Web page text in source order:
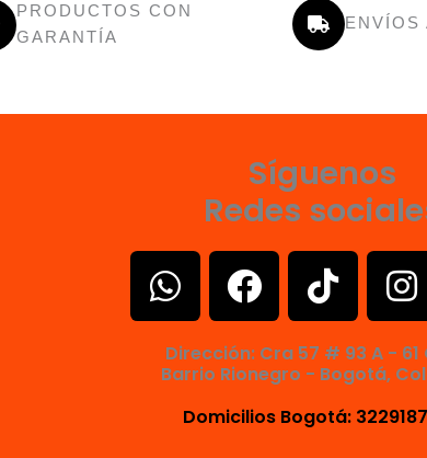
PRODUCTOS CON
GARANTÍA
ENVÍOS
Síguenos
Redes
W
h
a
t
F
a
e
b
T
i
k
t
o
I
n
s
t
a
Dirección: Cra 57 # 93 A - 61
Barrio Rionegro - Bogotá,
Domicilios Bogotá: